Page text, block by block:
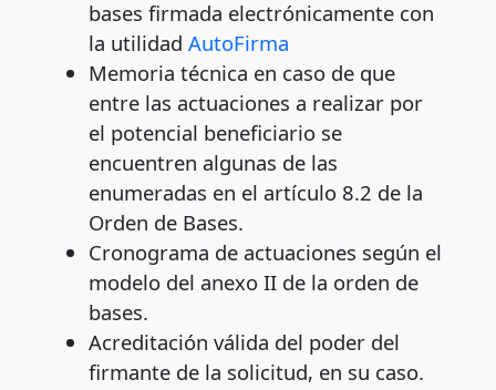
bases firmada electrónicamente con
la utilidad AutoFirma
Memoria técnica en caso de que
entre las actuaciones a realizar por
el potencial beneficiario se
encuentren algunas de las
enumeradas en el artículo 8.2 de la
Orden de Bases.
Cronograma de actuaciones según el
modelo del anexo II de la orden de
bases.
Acreditación válida del poder del
firmante de la solicitud, en su caso.